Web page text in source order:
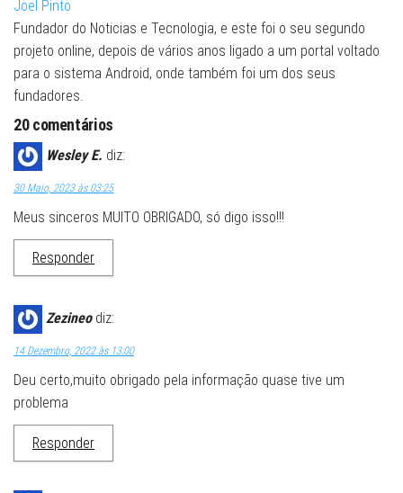
Joel Pinto
Fundador do Noticias e Tecnologia, e este foi o seu segundo
projeto online, depois de vários anos ligado a um portal voltado
para o sistema Android, onde também foi um dos seus
fundadores.
20 comentários
Wesley E. diz:
30 Maio, 2023 às 03:25
Meus sinceros MUITO OBRIGADO, só digo isso!!!
Responder
Zezineo diz:
14 Dezembro, 2022 às 13:00
Deu certo,muito obrigado pela informação quase tive um
problema
Responder